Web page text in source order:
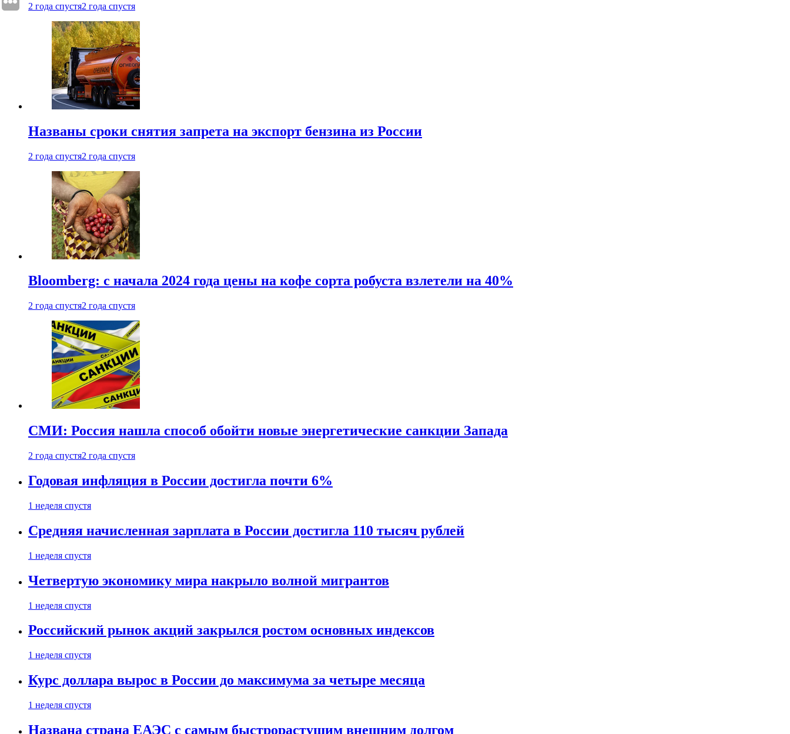
2 года спустя2 года спустя
Названы сроки снятия запрета на экспорт бензина из России
2 года спустя2 года спустя
Bloomberg: с начала 2024 года цены на кофе сорта робуста взлетели на 40%
2 года спустя2 года спустя
СМИ: Россия нашла способ обойти новые энергетические санкции Запада
2 года спустя2 года спустя
Годовая инфляция в России достигла почти 6%
1 неделя спустя
Средняя начисленная зарплата в России достигла 110 тысяч рублей
1 неделя спустя
Четвертую экономику мира накрыло волной мигрантов
1 неделя спустя
Российский рынок акций закрылся ростом основных индексов
1 неделя спустя
Курс доллара вырос в России до максимума за четыре месяца
1 неделя спустя
Названа страна ЕАЭС с самым быстрорастущим внешним долгом